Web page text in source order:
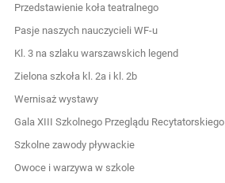
Przedstawienie koła teatralnego
Pasje naszych nauczycieli WF-u
Kl. 3 na szlaku warszawskich legend
Zielona szkoła kl. 2a i kl. 2b
Wernisaż wystawy
Gala XIII Szkolnego Przeglądu Recytatorskiego
Szkolne zawody pływackie
Owoce i warzywa w szkole